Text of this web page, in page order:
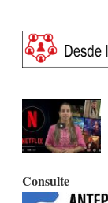
Consulte